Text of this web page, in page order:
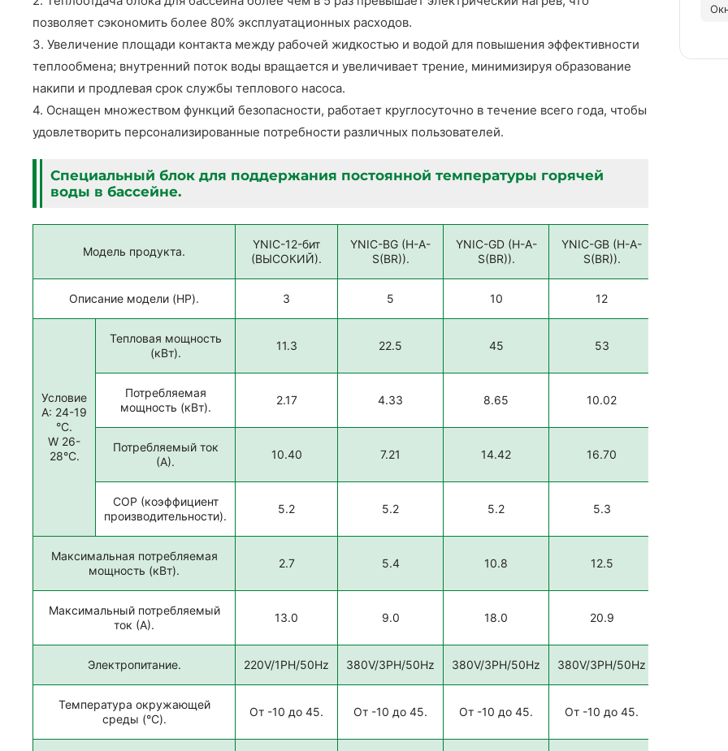
позволяет сэкономить более 80% эксплуатационных расходов.
3. Увеличение площади контакта между рабочей жидкостью и водой для повышения эффективности
теплообмена; внутренний поток воды вращается и увеличивает трение, минимизируя образование
накипи и продлевая срок службы теплового насоса.
4. Оснащен множеством функций безопасности, работает круглосуточно в течение всего года, чтобы
удовлетворить персонализированные потребности различных пользователей.
Специальный блок для поддержания постоянной температуры горячей
воды в бассейне.
Модель продукта.
YNIC-12-бит
(ВЫСОКИЙ).
YNIC-BG (H-A-
S(BR)).
YNIC-GD (H-A-
S(BR)).
YNIC-GB (H-A-
S(BR)).
Описание модели (HP). 3 5 10 12
Условие
A: 24-19
°C.
W 26-
28°C.
Тепловая мощность
(кВт).
11.3 22.5 45 53
Потребляемая
мощность (кВт).
2.17 4.33 8.65 10.02
Потребляемый ток
(А).
10.40 7.21 14.42 16.70
COP (коэффициент
производительности).
5.2 5.2 5.2 5.3
Максимальная потребляемая
мощность (кВт).
2.7 5.4 10.8 12.5
Максимальный потребляемый
ток (А).
13.0 9.0 18.0 20.9
Электропитание. 220V/1PH/50Hz 380V/3PH/50Hz 380V/3PH/50Hz 380V/3PH/50Hz
Температура окружающей
среды (°C).
От -10 до 45. От -10 до 45. От -10 до 45. От -10 до 45.